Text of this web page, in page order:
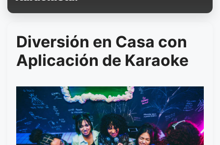
Diversión en Casa con
Aplicación de Karaoke